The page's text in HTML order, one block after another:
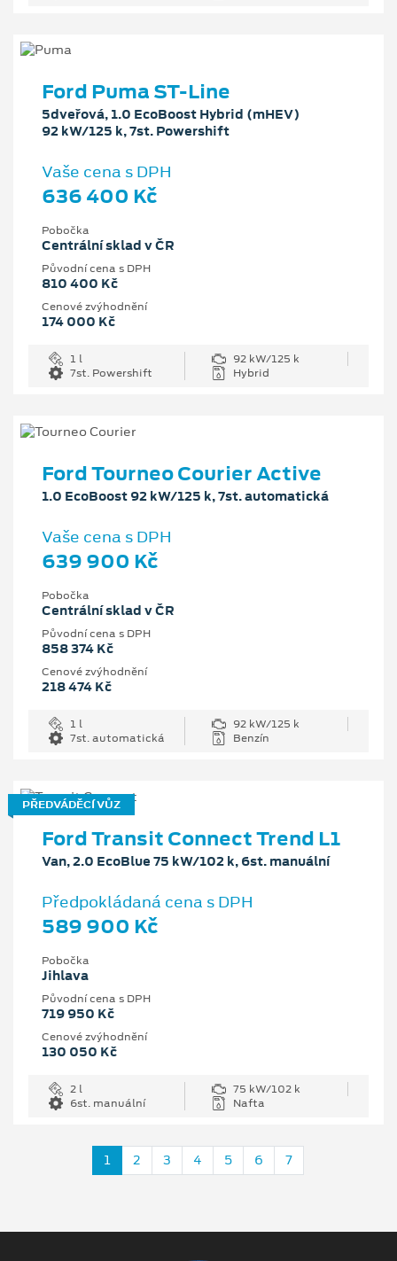
Ford Puma ST-Line
5dveřová, 1.0 EcoBoost Hybrid (mHEV)
92 kW/125 k, 7st. Powershift
Vaše cena s DPH
636 400 Kč
Pobočka
Centrální sklad v ČR
Původní cena s DPH
810 400 Kč
Cenové zvýhodnění
174 000 Kč
1 l
92 kW/125 k
7st. Powershift
Hybrid
Ford Tourneo Courier Active
1.0 EcoBoost 92 kW/125 k, 7st. automatická
Vaše cena s DPH
639 900 Kč
Pobočka
Centrální sklad v ČR
Původní cena s DPH
858 374 Kč
Cenové zvýhodnění
218 474 Kč
1 l
92 kW/125 k
7st. automatická
Benzín
PŘEDVÁDĚCÍ VŮZ
Ford Transit Connect Trend L1
Van, 2.0 EcoBlue 75 kW/102 k, 6st. manuální
Předpokládaná cena s DPH
589 900 Kč
Pobočka
Jihlava
Původní cena s DPH
719 950 Kč
Cenové zvýhodnění
130 050 Kč
2 l
75 kW/102 k
6st. manuální
Nafta
1 2 3 4 5 6 7